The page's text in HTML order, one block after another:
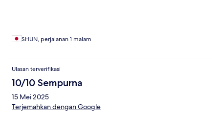
SHUN, perjalanan 1 malam
Ulasan terverifikasi
10/10 Sempurna
15 Mei 2025
Terjemahkan dengan Google